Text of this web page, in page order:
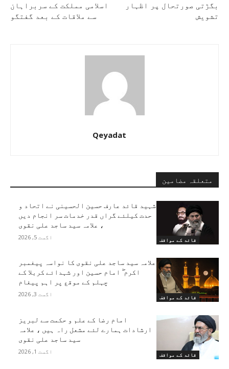
اسلامی مملکت کے سربراہان
سے ملاقات کے بعد گفتگو
بگڑتی صورتحال پر اظہار
تشویش
Qeyadat
متعلقہ مضامین
قائد کے مواقف
شہید قائد عارف حسین الحسینی نے اتحاد و
حدت کیلئے گراں قدر خدمات سر انجام دیں
، علامہ سید ساجد علی نقوی
اگست 5, 2026
قائد کے مواقف
علامہ سید ساجد علی نقوی کا نواسہ پیغمبر
اکرم ۖ امام حسین اور شہدائے کربلا کے
چہلم کے موقع پر اہم پیغام
اگست 3, 2026
قائد کے مواقف
امام رضا کے علم و حکمت سے لبریز
ارشادات ہمارے لئے مشعل راہ ہیں ، علامہ
سید ساجد علی نقوی
اگست 1, 2026